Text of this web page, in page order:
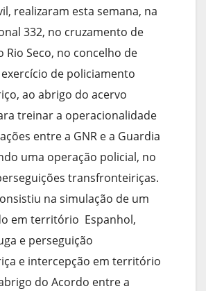
realizaram esta semana, na
332, no cruzamento de
Rio Seco, no concelho de
de policiamento
ao abrigo do acervo
treinar a operacionalidade
entre a GNR e a Guardia
uma operação policial, no
transfronteiriças.
na simulação de um
em território Espanhol,
e perseguição
e intercepção em território
do Acordo entre a